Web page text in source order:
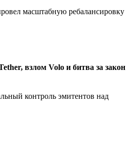
масштабную ребалансировку
взлом Volo и битва за закон
контроль эмитентов над